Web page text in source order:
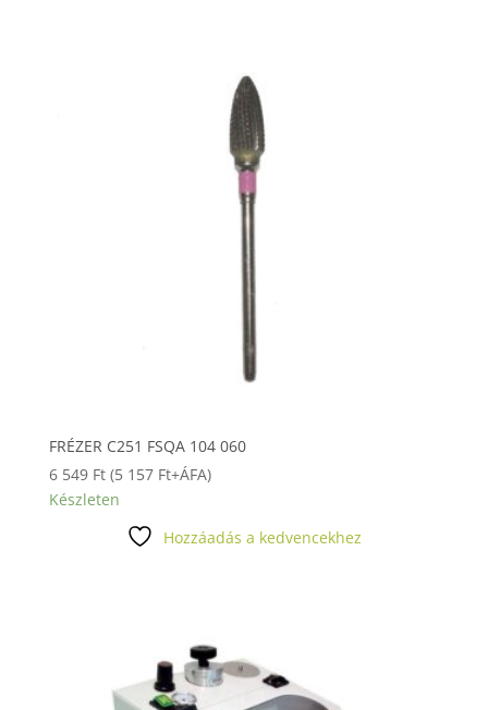
FRÉZER C251 FSQA 104 060
6 549 Ft (5 157 Ft+ÁFA)
Készleten
Hozzáadás a kedvencekhez